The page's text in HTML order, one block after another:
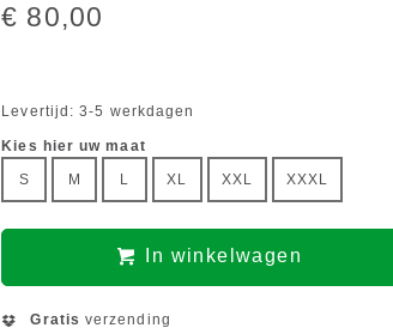
€ 80,00
Levertijd: 3-5 werkdagen
Kies hier uw maat
S
M L XL XXL XXXL
In winkelwagen
Gratis verzending